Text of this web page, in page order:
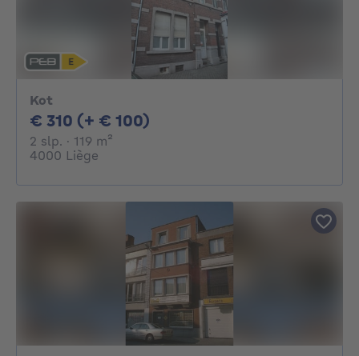
Kot
€ 310 (+ € 100)
2 slp. 2 slaapkamers
· 119 m²
4000 Liège